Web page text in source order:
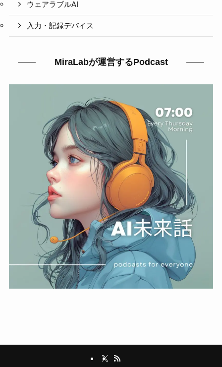
ウェアラブルAI
入力・記録デバイス
MiraLabが運営するPodcast